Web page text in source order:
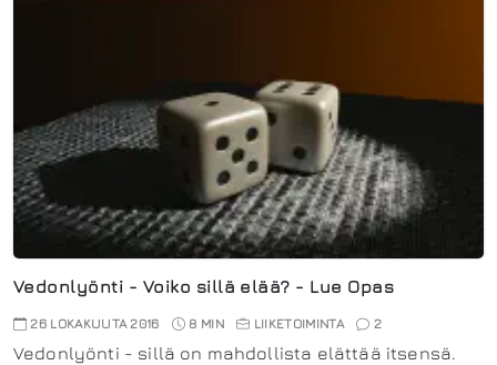
Vedonlyönti - Voiko sillä elää? - Lue Opas
26 LOKAKUUTA 2016 8 MIN LIIKETOIMINTA 2
Vedonlyönti - sillä on mahdollista elättää itsensä.